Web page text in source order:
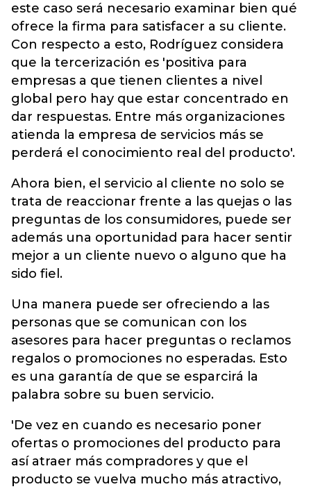
este caso será necesario examinar bien qué
ofrece la firma para satisfacer a su cliente.
Con respecto a esto, Rodríguez considera
que la tercerización es 'positiva para
empresas a que tienen clientes a nivel
global pero hay que estar concentrado en
dar respuestas. Entre más organizaciones
atienda la empresa de servicios más se
perderá el conocimiento real del producto'.
Ahora bien, el servicio al cliente no solo se
trata de reaccionar frente a las quejas o las
preguntas de los consumidores, puede ser
además una oportunidad para hacer sentir
mejor a un cliente nuevo o alguno que ha
sido fiel.
Una manera puede ser ofreciendo a las
personas que se comunican con los
asesores para hacer preguntas o reclamos
regalos o promociones no esperadas. Esto
es una garantía de que se esparcirá la
palabra sobre su buen servicio.
'De vez en cuando es necesario poner
ofertas o promociones del producto para
así atraer más compradores y que el
producto se vuelva mucho más atractivo,